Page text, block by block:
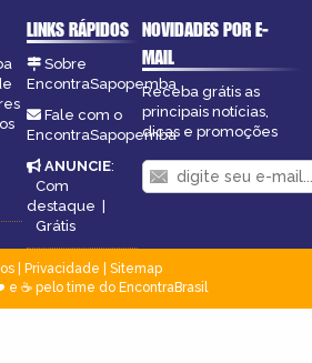
LINKS RÁPIDOS
Sobre
EncontraSapopemba
Fale com o
EncontraSapopemba
ANUNCIE:
Com
destaque
Grátis
NOVIDADES POR E-
MAIL
Receba grátis as
principais notícias,
dicas e promoções
| Privacidade
Sitemap
e ☕ pelo time do EncontraBrasil